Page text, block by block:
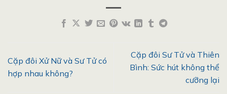
Cặp đôi Xử Nữ và Sư Tử có
hợp nhau không?
Cặp đôi Sư Tử và Thiên
Bình: Sức hút không thể
cưỡng lại